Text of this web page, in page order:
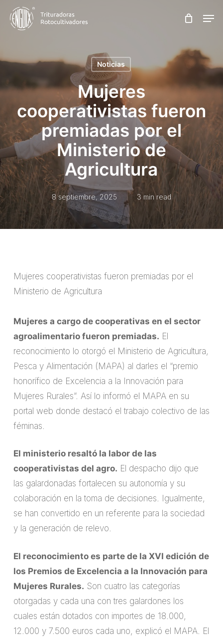
Skip
Noticias
Mujeres
cooperativistas fueron
premiadas por el
Ministerio de
Agricultura
8 septiembre, 2025 3 min read
Mujeres cooperativistas fueron premiadas por el
Ministerio de Agricultura
Mujeres a cargo de cooperativas en el sector
agroalimentario fueron premiadas. El
reconocimiento lo otorgó el Ministerio de Agricultura,
Pesca y Alimentación (MAPA) al darles el “premio
honorífico de Excelencia a la Innovación para
Mujeres Rurales”. Así lo informó el MAPA en su
portal web donde destacó el trabajo colectivo de las
féminas.
El ministerio resaltó la labor de las
cooperativistas del agro. El despacho dijo que
las galardonadas fortalecen su autonomía y su
colaboración en la toma de decisiones. Igualmente,
se han convertido en un referente para la sociedad
y la generación de relevo.
El reconocimiento es parte de la XVI edición de
los Premios de Excelencia a la Innovación para
Mujeres Rurales. Son cuatro las categorías
otorgadas y cada una con tres galardones los
cuales están dotados con importes de 18.000,
12.000 y 7.500 euros cada uno, explicó el MAPA. El